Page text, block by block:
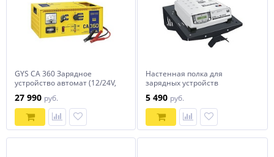
GYS CA 360 Зарядное
устройство автомат (12/24V,
023185
27 990 руб.
Настенная полка для
зарядных устройств
5 490 руб.